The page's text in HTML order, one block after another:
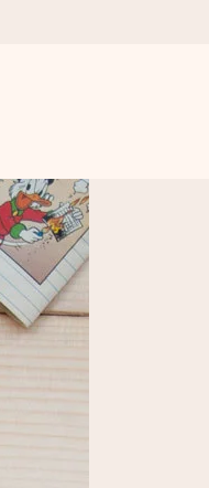
záleží.
u srdce. Žádné